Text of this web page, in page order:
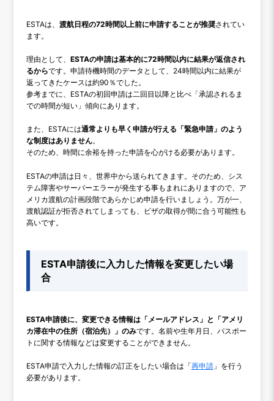
ESTAは、 渡航日程の72時間以上前に申請することが推奨されてい
ます。
理由として、 ESTAの申請は基本的に72時間以内に結果が返信され
るからです。申請待機時間のデータとして、24時間以内に結果が
返ってきたケースは約90％でした。
参考までに、ESTAの初回申請は二回目以降と比べ「承認されるま
での時間が短い」傾向にあります。
また、ESTAには通常よりも早く申請が行える「緊急申請」のよう
な制度はありません。
そのため、時間に余裕を持った申請を心がける必要があります。
ESTAの申請は日々、世界中から送られてきます。そのため、シス
テム障害やサーバーエラーが発生する事もまれにありますので、ア
メリカ渡航の計画段階であらかじめ申請を行いましょう。万が一、
渡航認証が拒否されてしまっても、ビザの取得が間に合う可能性も
高いです。
ESTA申請後に入力した情報を変更したい場
合
ESTA申請後に、変更できる情報は「メールアドレス」と「アメリ
カ滞在中の住所（宿泊先）」のみです。名前や生年月日、パスポー
トに関する情報などは変更することができません。
ESTA申請で入力した情報の訂正をしたい場合は「再申請」を行う
必要があります。